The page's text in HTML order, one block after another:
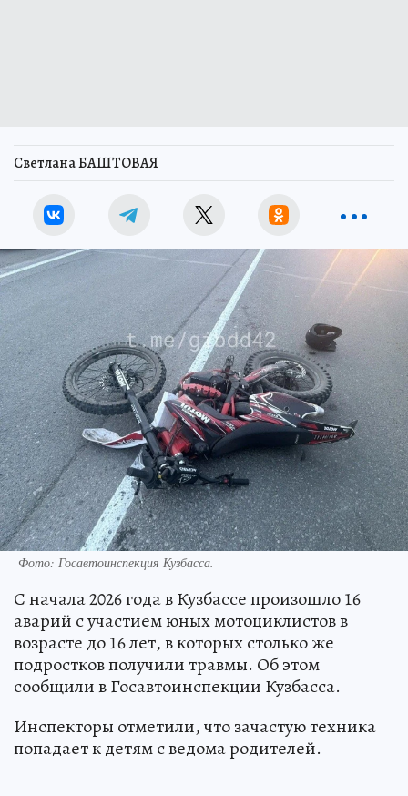
Светлана БАШТОВАЯ
Фото: Госавтоинспекция Кузбасса.
С начала 2026 года в Кузбассе произошло 16
аварий с участием юных мотоциклистов в
возрасте до 16 лет, в которых столько же
подростков получили травмы. Об этом
сообщили в Госавтоинспекции Кузбасса.
Инспекторы отметили, что зачастую техника
попадает к детям с ведома родителей.